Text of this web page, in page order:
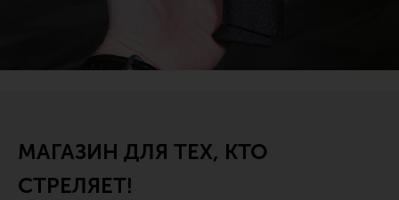
МАГАЗИН ДЛЯ ТЕХ, КТО
СТРЕЛЯЕТ!